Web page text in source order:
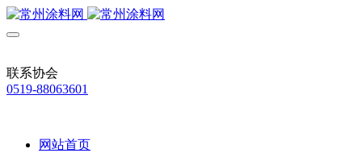
联系协会
0519-88063601
网站首页